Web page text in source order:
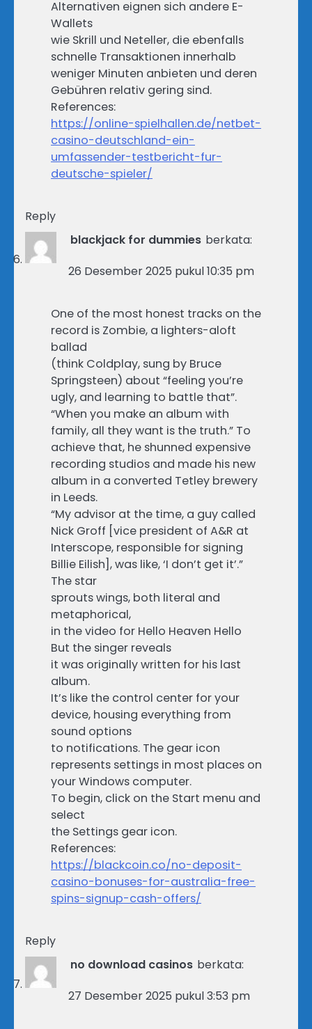
Alternativen eignen sich andere E-
Wallets
wie Skrill und Neteller, die ebenfalls
schnelle Transaktionen innerhalb
weniger Minuten anbieten und deren
Gebühren relativ gering sind.
References:
https://online-spielhallen.de/netbet-
casino-deutschland-ein-
umfassender-testbericht-fur-
deutsche-spieler/
Reply
blackjack for dummies berkata:
26 Desember 2025 pukul 10:35 pm
One of the most honest tracks on the
record is Zombie, a lighters-aloft
ballad
(think Coldplay, sung by Bruce
Springsteen) about “feeling you’re
ugly, and learning to battle that”.
“When you make an album with
family, all they want is the truth.” To
achieve that, he shunned expensive
recording studios and made his new
album in a converted Tetley brewery
in Leeds.
“My advisor at the time, a guy called
Nick Groff [vice president of A&R at
Interscope, responsible for signing
Billie Eilish], was like, ‘I don’t get it’.”
The star
sprouts wings, both literal and
metaphorical,
in the video for Hello Heaven Hello
But the singer reveals
it was originally written for his last
album.
It’s like the control center for your
device, housing everything from
sound options
to notifications. The gear icon
represents settings in most places on
your Windows computer.
To begin, click on the Start menu and
select
the Settings gear icon.
References:
https://blackcoin.co/no-deposit-
casino-bonuses-for-australia-free-
spins-signup-cash-offers/
Reply
no download casinos berkata:
27 Desember 2025 pukul 3:53 pm